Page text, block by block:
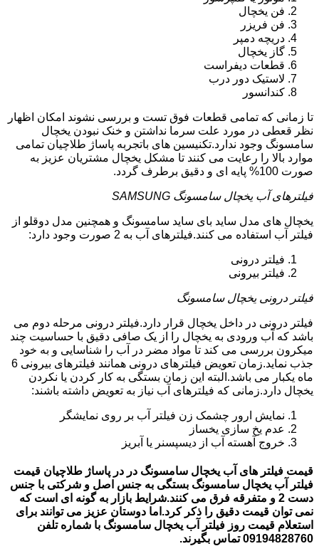
فن یخچال
فن فریزر
دریچه دمپر
گاز یخچال
قطعات دیفراست
لاستیک دور درب
کندانسور
تا زمانی که تمامی قطعات فوق تست و بررسی نشوند امکان اظهار
نظر قعطی در مورد علت سرما نداشتن و خنک نبودن یخچال
سامسونگ وجود ندارد.تکنیسین های باتجربه پاساژ طلاچیان تمامی
موارد بالا را رعایت می کنند تا مشکل یخچال مشتریان عزیز به
صورت 100% پایه ای و دقیق برطرف گردد.
فیلترهای آب یخچال سامسونگ SAMSUNG
یخچال های مدل ساید بای ساید سامسونگ و همچنین مدل دوقلو از
فیلتر آب استفاده می کنند.فیلترهای آب به 2 صورت وجود دارد:
فیلتر درونی
فیلتر بیرونی
فیلتر درونی یخچال سامسونگ
فیلتر درونی در داخل یخچال قرار دارد.فیلتر درونی مرحله دوم می
باشد که آب ورودی به یخچال را از یک صافی دقیق با حساسیت چند
میکرون بررسی می کند تا مواد مضر در آب را شناسایی و به خود
جذب نماید.زمان تعویض فیلترهای درونی همانند فیلترهای بیرونی 6
ماه یکبار می باشد.البته این زمان بستگی به کار کردن یا نکردن
یخچال دارد.زمانی که فیلترهای آب نیاز به تعویض داشته باشند:
نمایش ارور چشمک زن فیلتر آب بر روی نمایشگر
عدم یخ سازی یخساز
خروج آهسته آب از دیسپسنر یا آبریز
قیمت فیلتر های آب یخچال سامسونگ در در پاساژ طلاچیان قیمت
فیلتر آب یخچال سامسونگ بستگی به جنس اصل و شرکتی با جنس
دست 2 و متفرقه فرق می کنند.شرایط بازار به گونه ای است که
نمی توان قیمت دقیق را ذکر کرد.اما دوستان عزیز می توانند برای
استعلام قیمت روز فیلتر آب یخچال سامسونگ با شماره تلفن
09194828760 تماس بگیرند.